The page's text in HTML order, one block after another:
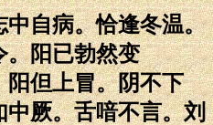
自病。恰逢冬温。
。阳已勃然变
阳但上冒。阴不下
厥。舌喑不言。刘